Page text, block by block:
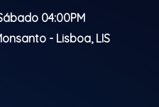
04:00PM
- Lisboa, LIS